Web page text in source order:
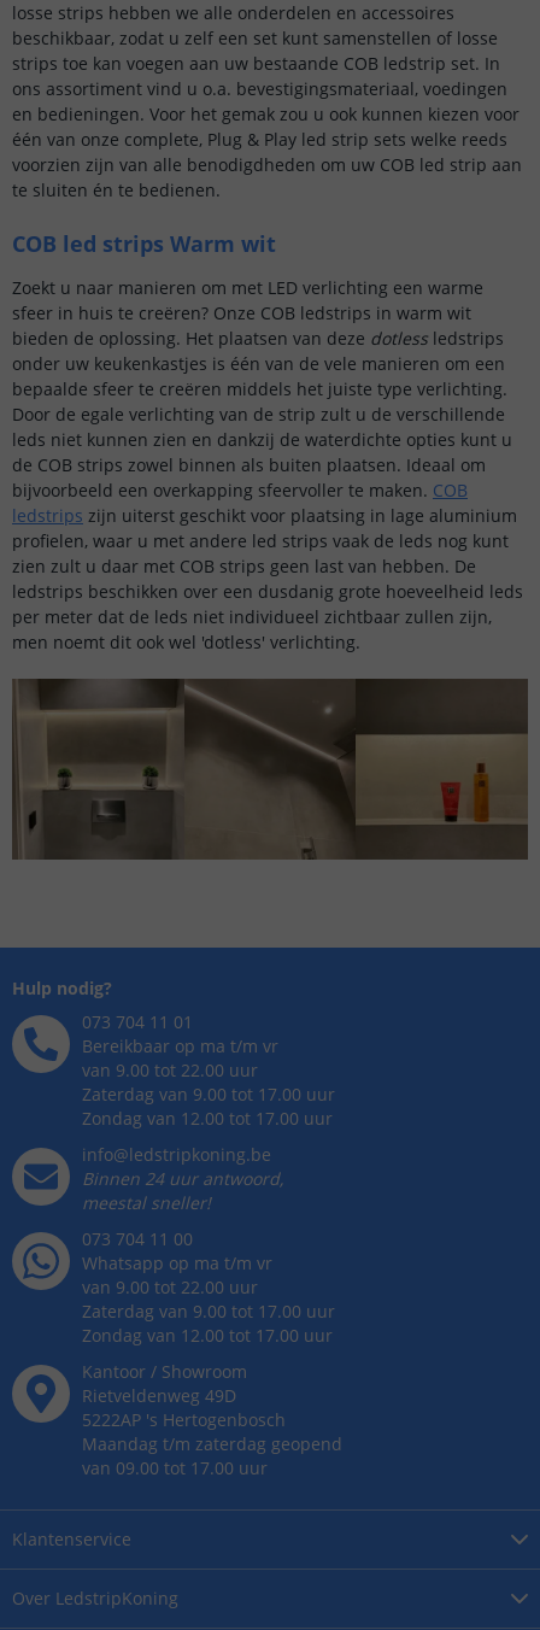
losse strips hebben we alle onderdelen en accessoires
beschikbaar, zodat u zelf een set kunt samenstellen of losse
strips toe kan voegen aan uw bestaande COB ledstrip set. In
ons assortiment vind u o.a. bevestigingsmateriaal, voedingen
en bedieningen. Voor het gemak zou u ook kunnen kiezen voor
één van onze complete, Plug & Play led strip sets welke reeds
voorzien zijn van alle benodigdheden om uw COB led strip aan
te sluiten én te bedienen.
COB led strips Warm wit
Zoekt u naar manieren om met LED verlichting een warme
sfeer in huis te creëren? Onze COB ledstrips in warm wit
bieden de oplossing. Het plaatsen van deze dotless ledstrips
onder uw keukenkastjes is één van de vele manieren om een
bepaalde sfeer te creëren middels het juiste type verlichting.
Door de egale verlichting van de strip zult u de verschillende
leds niet kunnen zien en dankzij de waterdichte opties kunt u
de COB strips zowel binnen als buiten plaatsen. Ideaal om
bijvoorbeeld een overkapping sfeervoller te maken. COB
ledstrips zijn uiterst geschikt voor plaatsing in lage aluminium
profielen, waar u met andere led strips vaak de leds nog kunt
zien zult u daar met COB strips geen last van hebben. De
ledstrips beschikken over een dusdanig grote hoeveelheid leds
per meter dat de leds niet individueel zichtbaar zullen zijn,
men noemt dit ook wel 'dotless' verlichting.
Over LedstripKoning
Klantenservice
Hulp nodig?
073 704 11 01
Bereikbaar op ma t/m vr
van 9.00 tot 22.00 uur
Zaterdag van 9.00 tot 17.00 uur
Zondag van 12.00 tot 17.00 uur
info@ledstripkoning.be
Binnen 24 uur antwoord,
meestal sneller!
073 704 11 00
Whatsapp op ma t/m vr
van 9.00 tot 22.00 uur
Zaterdag van 9.00 tot 17.00 uur
Zondag van 12.00 tot 17.00 uur
Kantoor / Showroom
Rietveldenweg 49D
5222AP 's Hertogenbosch
Maandag t/m zaterdag geopend
van 09.00 tot 17.00 uur